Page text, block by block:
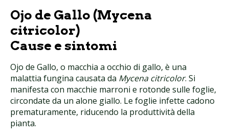
Ojo de Gallo (Mycena
citricolor)
Cause e sintomi
Ojo de Gallo, o macchia a occhio di gallo, è una
malattia fungina causata da Mycena citricolor. Si
manifesta con macchie marroni e rotonde sulle foglie,
circondate da un alone giallo. Le foglie infette cadono
prematuramente, riducendo la produttività della
pianta.